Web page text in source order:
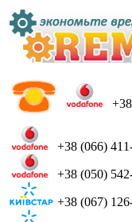
+38 (066)
+38 (050)
+38 (067)